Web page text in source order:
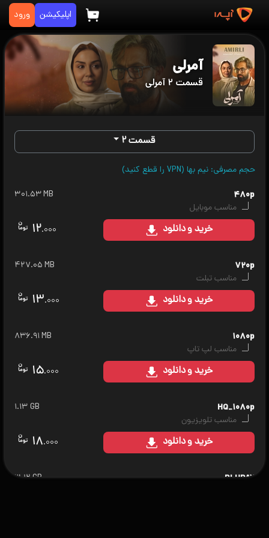
اپلیکیشن ورود
آمرلی
قسمت ۲ آمرلی
قسمت ۲
حجم مصرفی: نیم بها (VPN را قطع کنید)
۴۸۰p
مناسب موبایل
۳۰۱.۵۳ MB
خریدو دانلود ۱۲.۰۰۰
۷۲۰p
مناسب تبلت
۴۲۷.۰۵ MB
خریدو دانلود ۱۳.۰۰۰
۱۰۸۰p
مناسب لپ تاپ
۸۳۶.۹۱ MB
خریدو دانلود ۱۵.۰۰۰
HQ_۱۰۸۰p
مناسب تلویزیون
۱.۱۳ GB
خریدو دانلود ۱۸.۰۰۰
BLURAY
۳.۱۲ GB